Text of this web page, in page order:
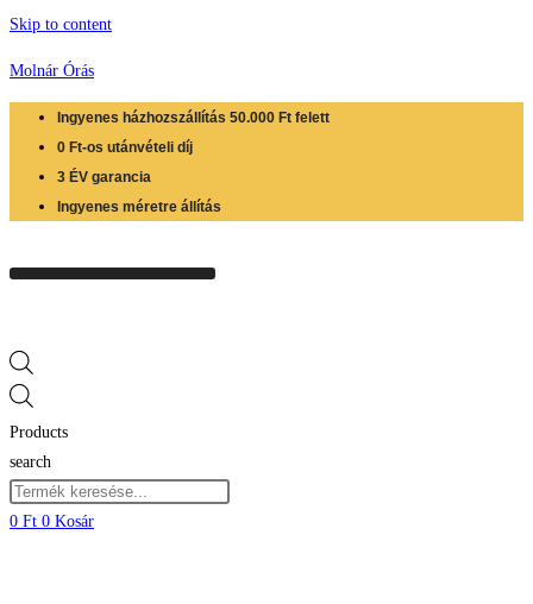
Skip to content
Molnár Órás
Ingyenes házhozszállítás 50.000 Ft felett
0 Ft-os utánvételi díj
3 ÉV garancia
Ingyenes méretre állítás
Products
search
0 Ft 0 Kosár